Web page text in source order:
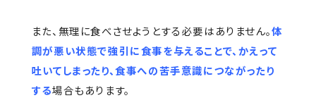
また、無理に食べさせようとする必要はありません。体
調が悪い状態で強引に食事を与えることで、かえって
吐いてしまったり、食事への苦手意識につながったり
する場合もあります。